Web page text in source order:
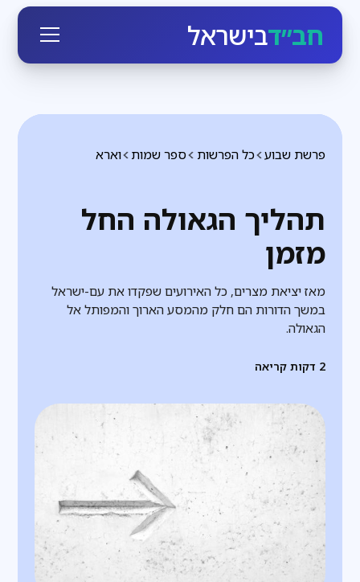
חב״דבישראל
וארא ספר שמות כל הפרשות פרשת שבוע
תהליך הגאולה החל
מזמן
מאז יציאת מצרים, כל האירועים שפקדו את עם-ישראל
במשך הדורות הם חלק מהמסע הארוך והמפותל אל
הגאולה.
2 דקות קריאה